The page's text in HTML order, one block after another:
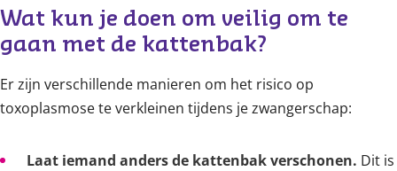
Wat kun je doen om veilig om te
gaan met de kattenbak?
Er zijn verschillende manieren om het risico op
toxoplasmose te verkleinen tijdens je zwangerschap:
Laat iemand anders de kattenbak verschonen. Dit is